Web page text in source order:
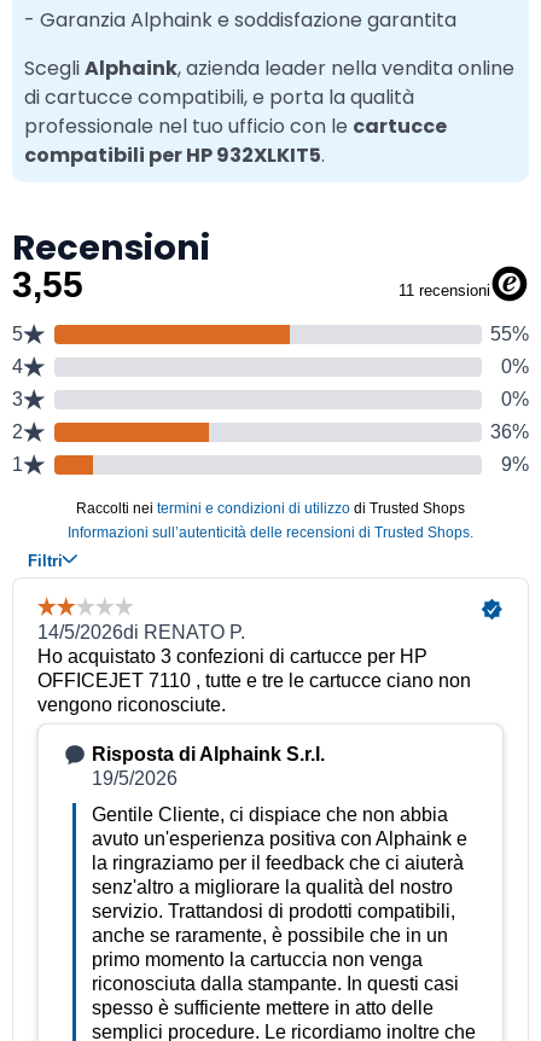
- Garanzia Alphaink e soddisfazione garantita
ScegliAlphaink, azienda leader nella vendita online
di cartucce compatibili, e porta la qualità
professionale nel tuo ufficio con le cartucce
compatibili per HP 932XLKIT5.
Recensioni